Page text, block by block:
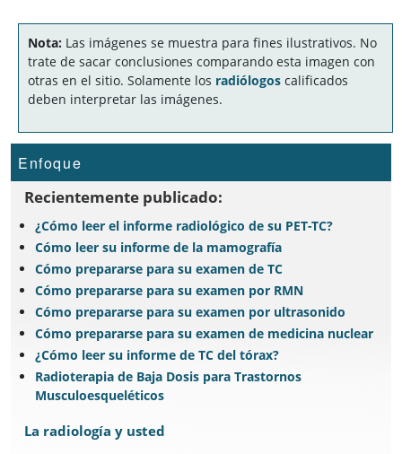
Nota: Las imágenes se muestra para fines ilustrativos. No
trate de sacar conclusiones comparando esta imagen con
otras en el sitio. Solamente los radiólogos calificados
deben interpretar las imágenes.
Enfoque
Recientemente publicado:
¿Cómo leer el informe radiológico de su PET-TC?
Cómo leer su informe de la mamografía
Cómo prepararse para su examen de TC
Cómo prepararse para su examen por RMN
Cómo prepararse para su examen por ultrasonido
Cómo prepararse para su examen de medicina nuclear
¿Cómo leer su informe de TC del tórax?
Radioterapia de Baja Dosis para Trastornos
Musculoesqueléticos
La radiología y usted